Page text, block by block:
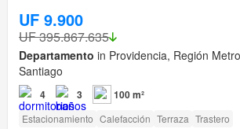
UF 9.900
UF 395.867.635
Departamento in Providencia, Región
Santiago
4 3 100 m²
Estacionamiento Calefacción Terraza Trastero